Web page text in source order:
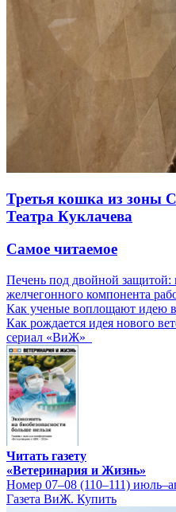
Третья кошка из зоны
Театра Куклачева
Самое читаемое
Печень под двойной защитой:
желчегонного компонента
Как ученые воплощают идею
Как рождается идея нового
сериал «ВиЖ»
Читать газету
«Ветеринария и Жизнь»
Номер 07–08 (110–111)
Газета ВиЖ. Купить